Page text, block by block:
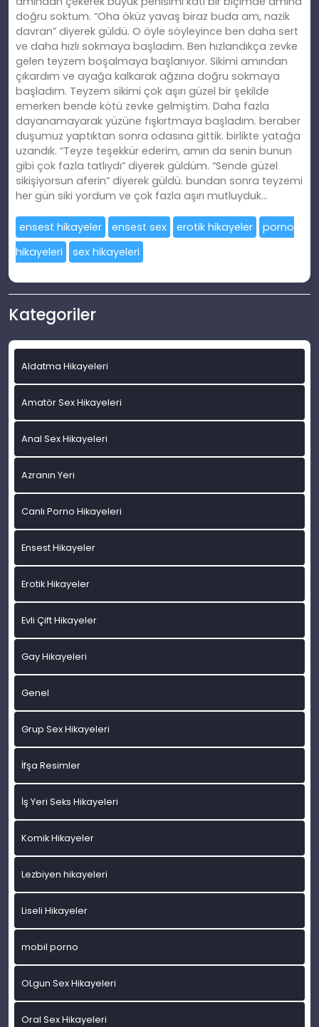
doğru soktum. “Oha öküz yavaş biraz buda am, nazik
davran” diyerek güldü. O öyle söyleyince ben daha sert
ve daha hızlı sokmaya başladım. Ben hızlandıkça zevke
gelen teyzem boşalmaya başlanıyor. Sikimi amından
çıkardım ve ayağa kalkarak ağzına doğru sokmaya
başladım. Teyzem sikimi çok aşırı güzel bir şekilde
emerken bende kötü zevke gelmiştim. Daha fazla
dayanamayarak yüzüne fışkırtmaya başladım. beraber
duşumuz yaptıktan sonra odasına gittik. birlikte yatağa
uzandık. “Teyze teşekkür ederim, amın da senin bunun
gibi çok fazla tatlıydı” diyerek güldüm. “Sende güzel
sikişiyorsun aferin” diyerek güldü. bundan sonra teyzemi
her gün siki yordum ve çok fazla aşırı mutluyduk…
ensest hikayeler ensest sex erotik hikayeler
porno
hikayeleri
sex hikayeleri
Kategoriler
Aldatma Hikayeleri
Amatör Sex Hikayeleri
Anal Sex Hikayeleri
Azranın Yeri
Canlı Porno Hikayeleri
Ensest Hikayeler
Erotik Hikayeler
Evli Çift Hikayeler
Gay Hikayeleri
Genel
Grup Sex Hikayeleri
İfşa Resimler
İş Yeri Seks Hikayeleri
Komik Hikayeler
Lezbiyen hikayeleri
Liseli Hikayeler
mobil porno
OLgun Sex Hikayeleri
Oral Sex Hikayeleri